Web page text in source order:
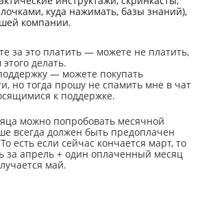
куда нажимать, базы знаний),
компании.
за это платить — можете не платить,
делать.
— можете покупать
но тогда прошу не спамить мне в чат
к поддержке.
можно попробовать месячной
всегда должен быть предоплачен
есть если сейчас кончается март, то
за апрель + один оплаченный месяц
май.